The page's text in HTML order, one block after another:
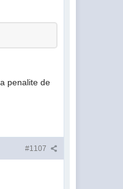
penalite de
#1107